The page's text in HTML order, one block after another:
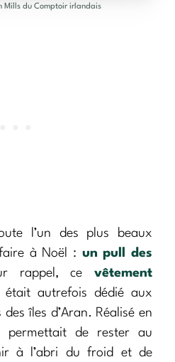
Mills du Comptoir irlandais
l’un des plus beaux
à Noël : un pull des
rappel, cevêtement
était autrefois dédié aux
îles d’Aran. Réalisé en
permettait de rester au
à l’abri du froid et de